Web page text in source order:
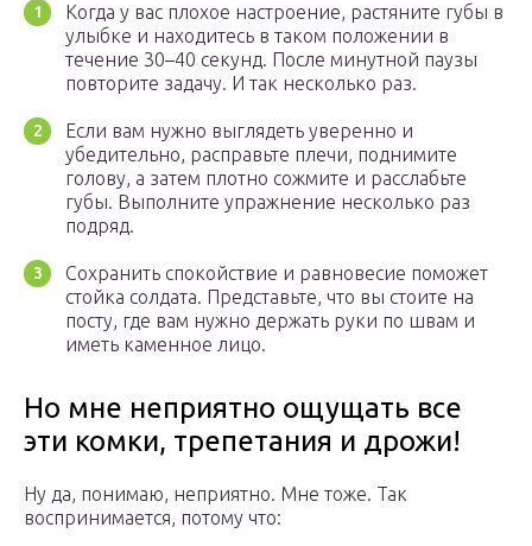
Когда у вас плохое настроение, растяните губы в
улыбке и находитесь в таком положении в
течение 30–40 секунд. После минутной паузы
повторите задачу. И так несколько раз.
Если вам нужно выглядеть уверенно и
убедительно, расправьте плечи, поднимите
голову, а затем плотно сожмите и расслабьте
губы. Выполните упражнение несколько раз
подряд.
Сохранить спокойствие и равновесие поможет
стойка солдата. Представьте, что вы стоите на
посту, где вам нужно держать руки по швам и
иметь каменное лицо.
Но мне неприятно ощущать все
эти комки, трепетания и дрожи!
Ну да, понимаю, неприятно. Мне тоже. Так
воспринимается, потому что: